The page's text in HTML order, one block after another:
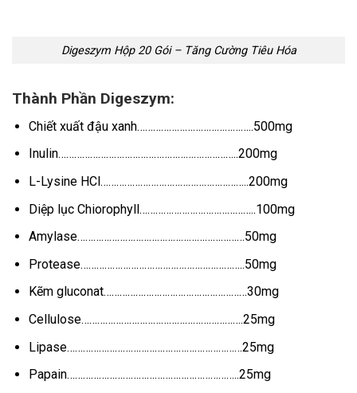
Digeszym Hộp 20 Gói – Tăng Cường Tiêu Hóa
Thành Phần Digeszym:
Chiết xuất đậu xanh……………………………………..500mg
Inulin…………………………………………………………..200mg
L-Lysine HCl………………………………………………..200mg
Diệp lục Chiorophyll……………………………………..100mg
Amylase………………………………………………………50mg
Protease……………………………………………………..50mg
Kẽm gluconat………………………………………………30mg
Cellulose…………………………………………………….25mg
Lipase…………………………………………………………25mg
Papain………………………………………………………..25mg